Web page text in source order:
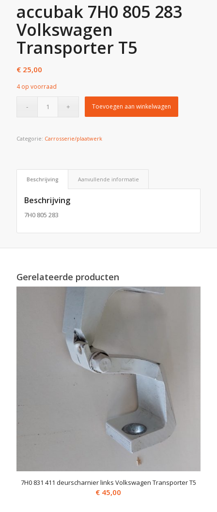
accubak 7H0 805 283
Volkswagen
Transporter T5
€25,00
4 op voorraad
Toevoegen aan winkelwagen
Categorie: Carrosserie/plaatwerk
Beschrijving Aanvullende informatie
Beschrijving
7H0 805 283
Gerelateerde producten
7H0 831 411 deurscharnier links Volkswagen Transporter T5
€ 45,00